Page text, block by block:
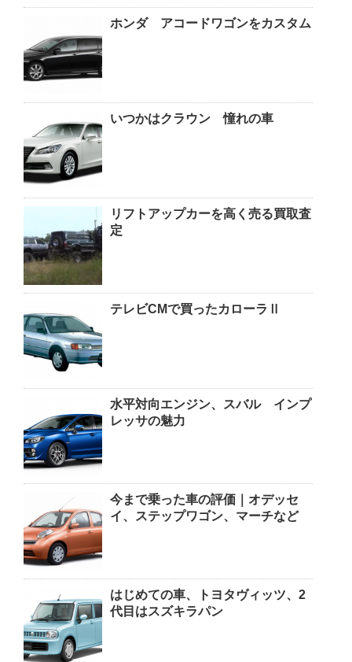
ホンダ アコードワゴンをカスタム
いつかはクラウン 憧れの車
リフトアップカーを高く売る買取査
定
テレビCMで買ったカローラⅡ
水平対向エンジン、スバル インプ
レッサの魅力
今まで乗った車の評価｜オデッセ
イ、ステップワゴン、マーチなど
はじめての車、トヨタヴィッツ、2
代目はスズキラパン